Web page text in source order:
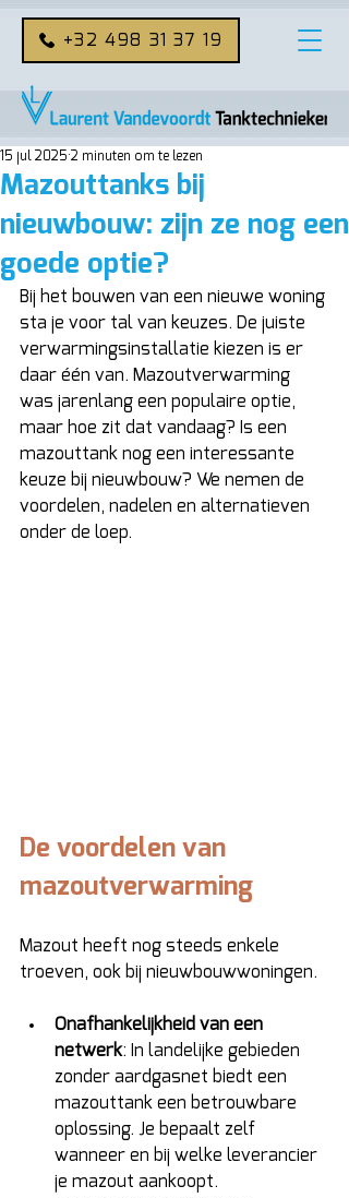
+32 498 31 37 19
Mazouttanks bij
nieuwbouw: zijn ze nog een
goede optie?
15 jul 2025 2 minuten om te lezen
Bij het bouwen van een nieuwe woning
sta je voor tal van keuzes. De juiste
verwarmingsinstallatie kiezen is er
daar één van. Mazoutverwarming
was jarenlang een populaire optie,
maar hoe zit dat vandaag? Is een
mazouttank nog een interessante
keuze bij nieuwbouw? We nemen de
voordelen, nadelen en alternatieven
onder de loep.
De voordelen van
mazoutverwarming
Mazout heeft nog steeds enkele
troeven, ook bij nieuwbouwwoningen.
Onafhankelijkheid van een
netwerk: In landelijke gebieden
zonder aardgasnet biedt een
mazouttank een betrouwbare
oplossing. Je bepaalt zelf
wanneer en bij welke leverancier
je mazout aankoopt.